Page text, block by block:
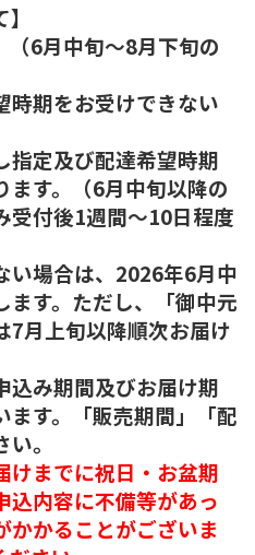
6月中旬～8月下旬の
期をお受けできない
定及び配達希望時期
す。（6月中旬以降の
受付後1週間～10日程度
場合は、2026年6月中
す。ただし、「御中元
7月上旬以降順次お届け
み期間及びお届け期
ます。「販売期間」「配
。
までに祝日・お盆期
込内容に不備等があっ
かかることがございま